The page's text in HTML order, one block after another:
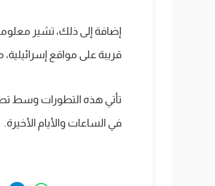
إضافة إلى ذلك، تشير
قريبة على مواقع
تأتي هذه التطورات وسط
في الساعات والأيام الأخيرة.